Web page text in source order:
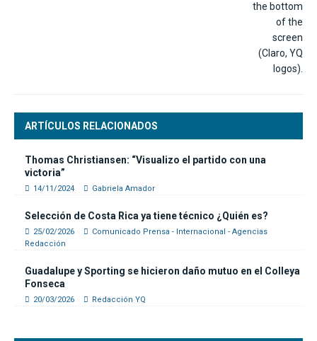
ARTÍCULOS RELACIONADOS
Thomas Christiansen: “Visualizo el partido con una
victoria”
14/11/2024 Gabriela Amador
Selección de Costa Rica ya tiene técnico ¿Quién es?
25/02/2026
Comunicado Prensa - Internacional - Agencias
Redacción
Guadalupe y Sporting se hicieron daño mutuo en el Colleya
Fonseca
20/03/2026 Redacción YQ